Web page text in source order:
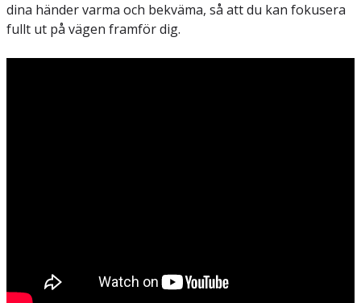
dina händer varma och bekväma, så att du kan fokusera
fullt ut på vägen framför dig.